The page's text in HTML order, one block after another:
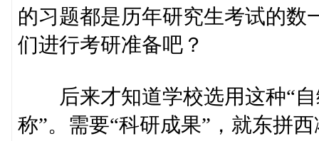
的习题都是历年研究生考试的数
们进行考研准备吧？
后来才知道学校选用这种“自
称”。需要“科研成果”，就东拼